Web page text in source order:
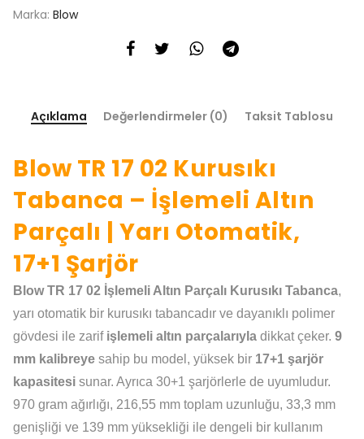
Marka: Blow
Açıklama Değerlendirmeler (0) Taksit Tablosu
Blow TR 17 02 Kurusıkı
Tabanca – İşlemeli Altın
Parçalı | Yarı Otomatik,
17+1 Şarjör
Blow TR 17 02 İşlemeli Altın Parçalı Kurusıkı Tabanca,
yarı otomatik bir kurusıkı tabancadır ve dayanıklı polimer
gövdesi ile zarif işlemeli altın parçalarıyla dikkat çeker. 9
mm kalibreye sahip bu model, yüksek bir 17+1 şarjör
kapasitesi sunar. Ayrıca 30+1 şarjörlerle de uyumludur.
970 gram ağırlığı, 216,55 mm toplam uzunluğu, 33,3 mm
genişliği ve 139 mm yüksekliği ile dengeli bir kullanım